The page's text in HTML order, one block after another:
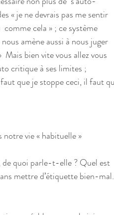
« je ne devrais pas me sentir
comme cela » ; ce système
amène aussi à nous juger
Mais bien vite vous allez vous
critique à ses limites ;
mettre d’étiquette bien-mal.